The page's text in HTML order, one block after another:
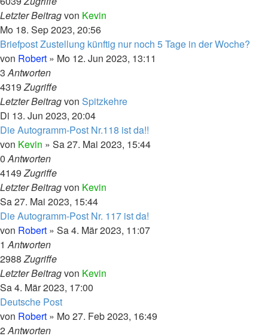
Letzter Beitragvon Kevin
Mo 18. Sep 2023, 20:56
Briefpost Zustellung künftig nur noch 5 Tage in der Woche?
von Robert » Mo 12. Jun 2023, 13:11
3Antworten
4319Zugriffe
Letzter Beitragvon Spitzkehre
Di 13. Jun 2023, 20:04
Die Autogramm-Post Nr.118 ist da!!
von Kevin » Sa 27. Mai 2023, 15:44
0Antworten
4149Zugriffe
Letzter Beitragvon Kevin
Sa 27. Mai 2023, 15:44
Die Autogramm-Post Nr. 117 ist da!
von Robert » Sa 4. Mär 2023, 11:07
1Antworten
2988Zugriffe
Letzter Beitragvon Kevin
Sa 4. Mär 2023, 17:00
Deutsche Post
von Robert » Mo 27. Feb 2023, 16:49
2Antworten